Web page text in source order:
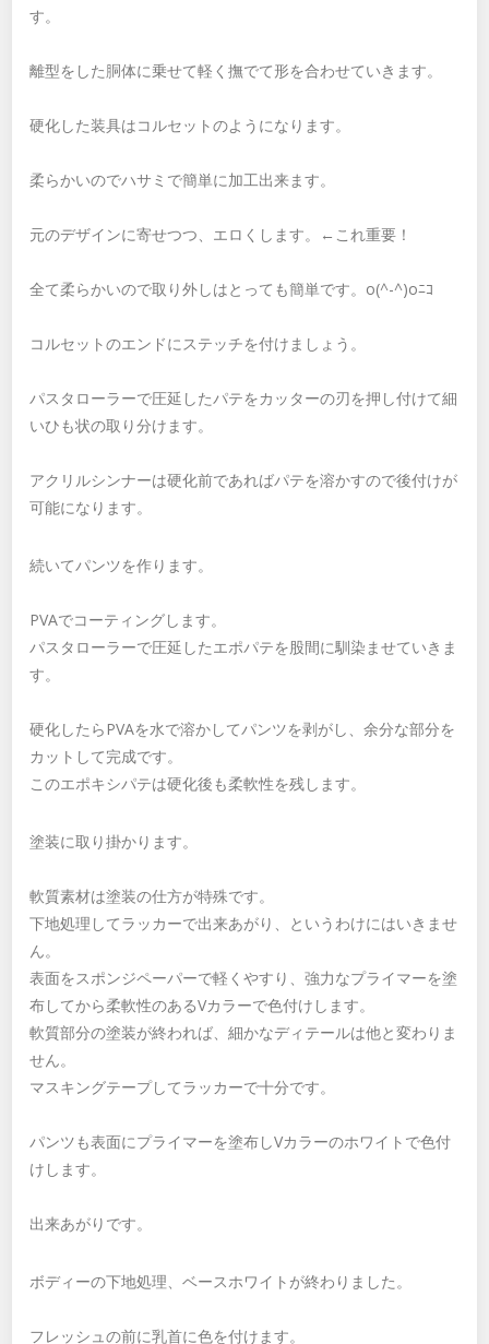
す。
離型をした胴体に乗せて軽く撫でて形を合わせていきます。
硬化した装具はコルセットのようになります。
柔らかいのでハサミで簡単に加工出来ます。
元のデザインに寄せつつ、エロくします。←これ重要！
全て柔らかいので取り外しはとっても簡単です。o(^-^)oﾆｺ
コルセットのエンドにステッチを付けましょう。
パスタローラーで圧延したパテをカッターの刃を押し付けて細
いひも状の取り分けます。
アクリルシンナーは硬化前であればパテを溶かすので後付けが
可能になります。
続いてパンツを作ります。
PVAでコーティングします。
パスタローラーで圧延したエポパテを股間に馴染ませていきま
す。
硬化したらPVAを水で溶かしてパンツを剥がし、余分な部分を
カットして完成です。
このエポキシパテは硬化後も柔軟性を残します。
塗装に取り掛かります。
軟質素材は塗装の仕方が特殊です。
下地処理してラッカーで出来あがり、というわけにはいきませ
ん。
表面をスポンジペーパーで軽くやすり、強力なプライマーを塗
布してから柔軟性のあるVカラーで色付けします。
軟質部分の塗装が終われば、細かなディテールは他と変わりま
せん。
マスキングテープしてラッカーで十分です。
パンツも表面にプライマーを塗布しVカラーのホワイトで色付
けします。
出来あがりです。
ボディーの下地処理、ベースホワイトが終わりました。
フレッシュの前に乳首に色を付けます。